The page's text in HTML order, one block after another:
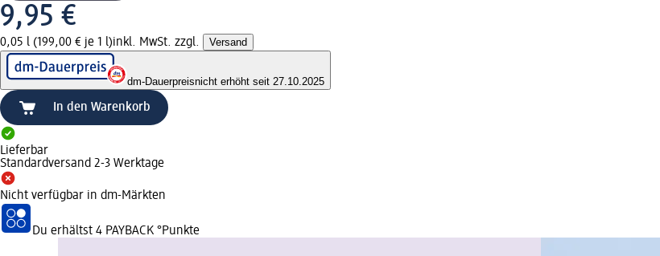
9,95 €
0,05 l (199,00 € je 1 l)inkl. MwSt. zzgl. Versand
dm-Dauerpreisnicht erhöht seit 27.10.2025
In den Warenkorb
Lieferbar
Standardversand 2-3 Werktage
Nicht verfügbar in dm-Märkten
Du erhältst 4 PAYBACK °Punkte